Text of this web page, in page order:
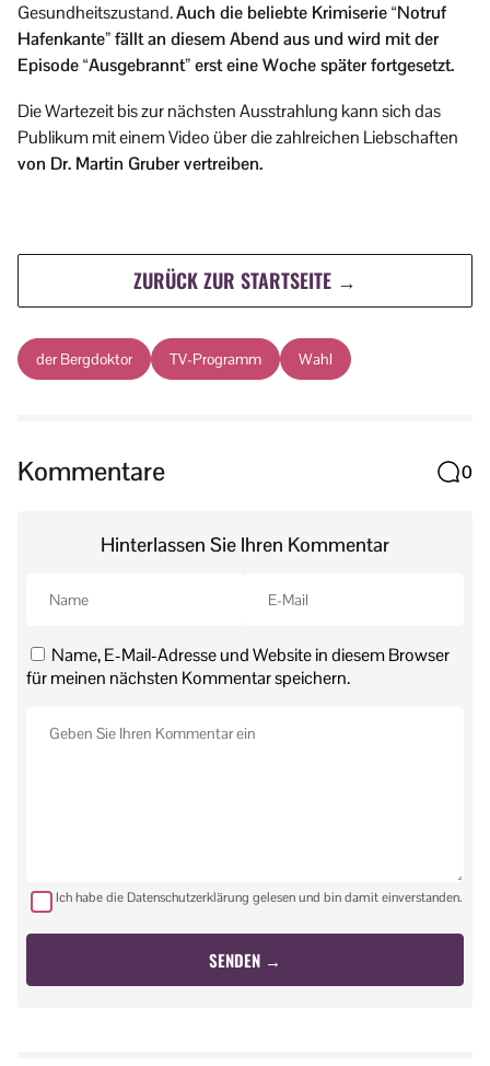
Gesundheitszustand.Auch die beliebte Krimiserie “Notruf
Hafenkante” fällt an diesem Abend aus und wird mit der
Episode “Ausgebrannt” erst eine Woche später fortgesetzt.
Die Wartezeit bis zur nächsten Ausstrahlung kann sich das
Publikum mit einem Video über die zahlreichen Liebschaften
von Dr. Martin Gruber vertreiben.
ZURÜCK ZUR STARTSEITE →
der Bergdoktor TV-Programm Wahl
Kommentare 0
Hinterlassen Sie Ihren Kommentar
Name, E-Mail-Adresse und Website in diesem Browser
für meinen nächsten Kommentar speichern.
Ich habe die Datenschutzerklärung gelesen und bin damit einverstanden.